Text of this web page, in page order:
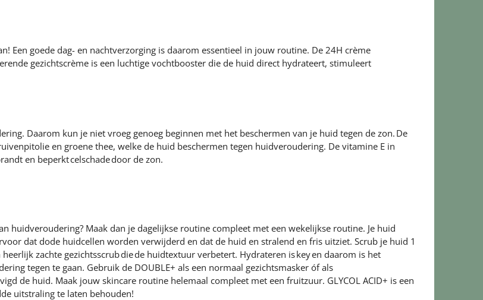
Een goede dag- en nachtverzorging is daarom essentieel in jouw routine. De 24H crème
gezichtscrème is een luchtige vochtbooster die de huid direct hydrateert, stimuleert
Daarom kun je niet vroeg genoeg beginnen met het beschermen van je huid tegen de zon. De
en groene thee, welke de huid beschermen tegen huidveroudering. De vitamine E in
en beperkt celschade door de zon.
huidveroudering? Maak dan je dagelijkse routine compleet met een wekelijkse routine. Je huid
dat dode huidcellen worden verwijderd en dat de huid en stralend en fris uitziet. Scrub je huid 1
heerlijk zachte gezichtsscrub die de huidtextuur verbetert. Hydrateren is key en daarom is het
tegen te gaan. Gebruik de DOUBLE+ als een normaal gezichtsmasker óf als
de huid. Maak jouw skincare routine helemaal compleet met een fruitzuur. GLYCOL ACID+ is een
uitstraling te laten behouden!